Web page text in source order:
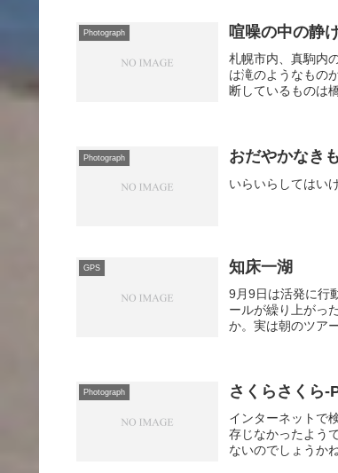
Photograph 喧噪の中の静
札幌市内、真駒内
は滝のようなもの
断しているものは
Photograph おだやかなき
いらいらしてはい
GPS 知床一湖
9月9日は活発に行
ールが繰り上がっ
か。実は朝のツア
Photograph さくらさくら-
インターネットで
存じなかったよう
ないのでしょうか